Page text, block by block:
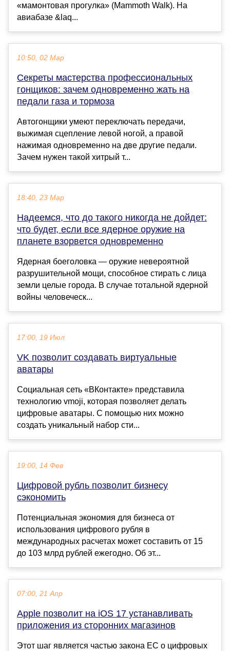
«мамонтовая прогулка» (Mammoth Walk). На
авиабазе &laq...
10:50, 02 Мар
Секреты мастерства профессиональных
гонщиков: зачем одновременно жать на
педали газа и тормоза
Автогонщики умеют переключать передачи,
выжимая сцепление левой ногой, а правой
нажимая одновременно на две другие педали.
Зачем нужен такой хитрый т...
18:40, 23 Мар
Надеемся, что до такого никогда не дойдет:
что будет, если все ядерное оружие на
планете взорвется одновременно
Ядерная боеголовка — оружие невероятной
разрушительной мощи, способное стирать с лица
земли целые города. В случае тотальной ядерной
войны человеческ...
17:00, 19 Июл
VK позволит создавать виртуальные
аватары
Cоциальная сеть «ВКонтакте» представила
технологию vmoji, которая позволяет делать
цифровые аватары. С помощью них можно
создать уникальный набор сти...
19:00, 14 Фев
Цифровой рубль позволит бизнесу
сэкономить
Потенциальная экономия для бизнеса от
использования цифрового рубля в
международных расчетах может составить от 15
до 103 млрд рублей ежегодно. Об эт...
07:00, 21 Апр
Apple позволит на iOS 17 устанавливать
приложения из сторонних магазинов
Этот шаг является частью закона ЕС о цифровых